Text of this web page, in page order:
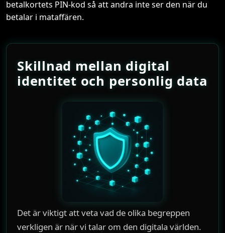
betalkortets PIN-kod så att andra inte ser den när du
betalar i mataffären.
Skillnad mellan digital
identitet och personlig data
Det är viktigt att veta vad de olika begreppen
verkligen är när vi talar om den digitala världen.